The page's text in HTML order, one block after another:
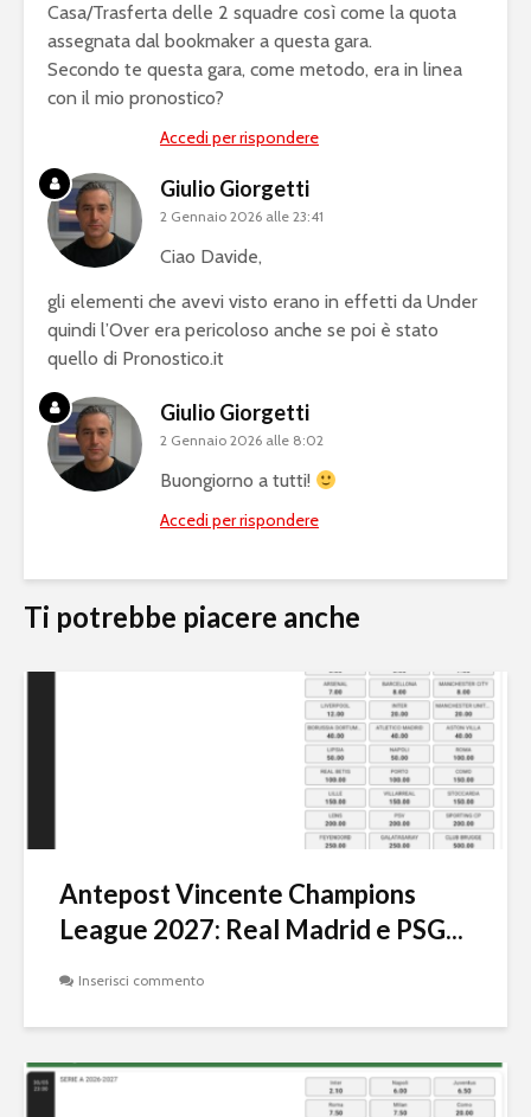
Casa/Trasferta delle 2 squadre così come la quota
assegnata dal bookmaker a questa gara.
Secondo te questa gara, come metodo, era in linea
con il mio pronostico?
Accedi per rispondere
Giulio Giorgetti
2 Gennaio 2026 alle 23:41
Ciao Davide,
gli elementi che avevi visto erano in effetti da Under
quindi l’Over era pericoloso anche se poi è stato
quello di Pronostico.it
Giulio Giorgetti
2 Gennaio 2026 alle 8:02
Buongiorno a tutti!
Accedi per rispondere
Ti potrebbe piacere anche
Antepost Vincente Champions
League 2027: Real Madrid e PSG...
Inserisci commento